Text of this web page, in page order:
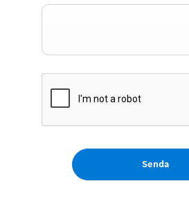
Senda